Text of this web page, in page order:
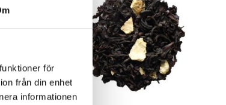
för
från din enhet
informationen